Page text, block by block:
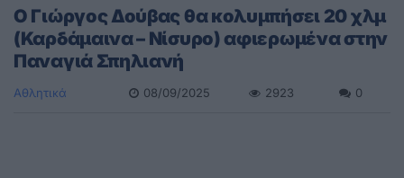
Ο Γιώργος Δούβας θα κολυμπήσει 20 χλμ
(Καρδάμαινα – Νίσυρο) αφιερωμένα στην
Παναγιά Σπηλιανή
Αθλητικά 08/09/2025 2923 0